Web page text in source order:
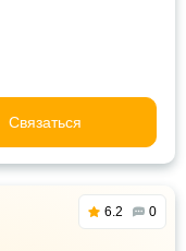
Связаться
6.2 0